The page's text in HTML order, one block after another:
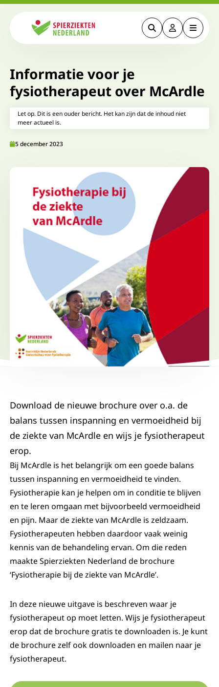
Spierziekten
ZoekenDeze link
Menu
Informatie voor je
fysiotherapeut over McArdle
Let op. Dit is een ouder bericht. Het kan zijn dat de inhoud niet
meer actueel is.
5 december 2023
Download de nieuwe brochure over o.a. de
balans tussen inspanning en vermoeidheid bij
de ziekte van McArdle en wijs je fysiotherapeut
erop.
Bij McArdle is het belangrijk om een goede balans
tussen inspanning en vermoeidheid te vinden.
Fysiotherapie kan je helpen om in conditie te blijven
en te leren omgaan met bijvoorbeeld vermoeidheid
en pijn. Maar de ziekte van McArdle is zeldzaam.
Fysiotherapeuten hebben daardoor vaak weinig
kennis van de behandeling ervan. Om die reden
maakte Spierziekten Nederland de brochure
‘Fysiotherapie bij de ziekte van McArdle’.
In deze nieuwe uitgave is beschreven waar je
fysiotherapeut op moet letten. Wijs je fysiotherapeut
erop dat de brochure gratis te downloaden is. Je kunt
de brochure zelf ook downloaden en mailen naar je
fysiotherapeut.